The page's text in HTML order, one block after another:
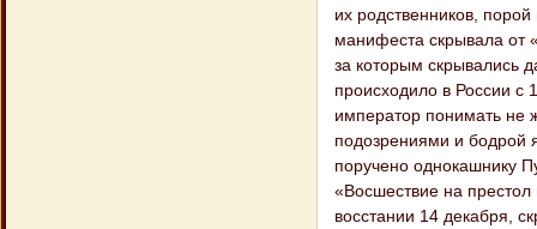
их родственников,
манифеста скрывала от
за которым скрывались
происходило в России с
император понимать не
подозрениями и бодрой
поручено однокашнику
«Восшествие на
восстании 14 декабря,